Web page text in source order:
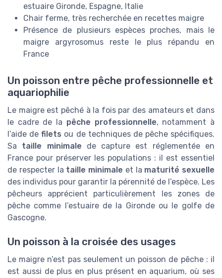
estuaire Gironde, Espagne, Italie
Chair ferme, très recherchée en recettes maigre
Présence de plusieurs espèces proches, mais le
maigre argyrosomus reste le plus répandu en
France
Un poisson entre pêche professionnelle et
aquariophilie
Le maigre est pêché à la fois par des amateurs et dans
le cadre de la pêche professionnelle, notamment à
l’aide defilets ou de techniques de pêche spécifiques.
Sa taille minimale de capture est réglementée en
France pour préserver les populations : il est essentiel
de respecter la taille minimale et la maturité sexuelle
des individus pour garantir la pérennité de l’espèce. Les
pêcheurs apprécient particulièrement les zones de
pêche comme l’estuaire de la Gironde ou le golfe de
Gascogne.
Un poisson à la croisée des usages
Le maigre n’est pas seulement un poisson de pêche : il
est aussi de plus en plus présent en aquarium, où ses